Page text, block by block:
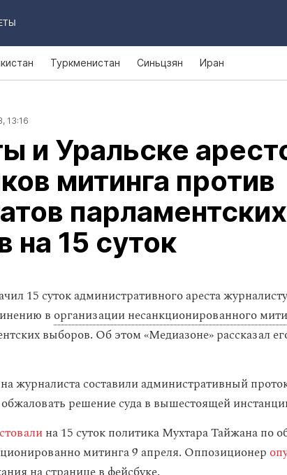
Туркменистан Синьцзян Иран
13:16
и Уральске
митинга против
парламентских
на 15 суток
15 суток административного ареста
в организации несанкционированного
выборов. Об этом «Медиазоне» рассказал
журналиста составили административный
решение суда в вышестоящей
на 15 суток политика Мухтара Тайжана по
митинга 9 апреля. Оппозиционер